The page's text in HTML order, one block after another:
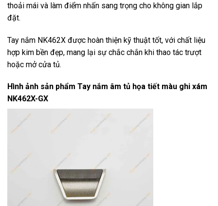
thoải mái và làm điểm nhấn sang trọng cho không gian lắp
đặt.
Tay nắm NK462X được hoàn thiện kỹ thuật tốt, với chất liệu
hợp kim bền đẹp, mang lại sự chắc chắn khi thao tác trượt
hoặc mở cửa tủ.
Hình ảnh sản phẩm Tay nắm âm tủ họa tiết màu ghi xám
NK462X-GX